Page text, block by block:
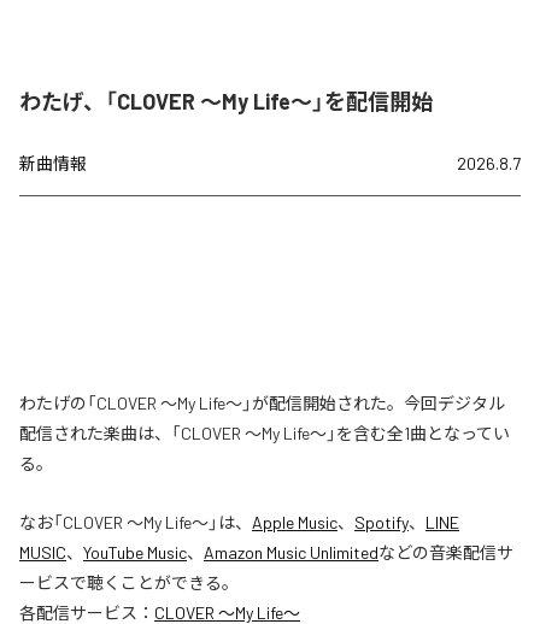
わたげ、「CLOVER ～My Life～」を配信開始
新曲情報 2026.8.7
わたげの「CLOVER ～My Life～」が配信開始された。今回デジタル
配信された楽曲は、「CLOVER ～My Life～」を含む全1曲となってい
る。
なお「CLOVER ～My Life～」は、 Apple Music、 Spotify、 LINE
MUSIC、 YouTube Music、 Amazon Music Unlimitedなどの音楽配信サ
ービスで聴くことができる。
各配信サービス： CLOVER ～My Life～